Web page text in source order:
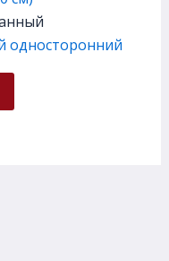
односторонний